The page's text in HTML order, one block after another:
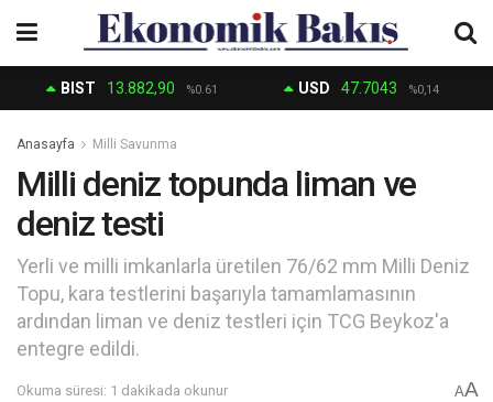
BIST 13.882,90 %0.61 USD 47.7043 %0,14
Anasayfa Milli Savunma
Milli deniz topunda liman ve
deniz testi
Yerli ve milli imkanlarla üretilen 76/62 mm Milli Deniz
Topu, kara testlerini başarıyla tamamlamasının
ardından liman ve deniz testleri için TCG Beykoz'a
entegre edildi.
Okuma süresi: 1 dakikada okunur AA